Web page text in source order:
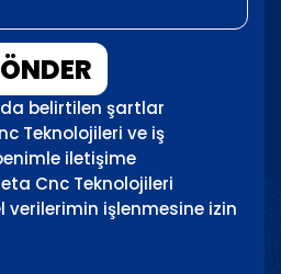
belirtilen şartlar
Teknolojileri ve iş
iletişime
Cnc Teknolojileri
verilerimin işlenmesine izin